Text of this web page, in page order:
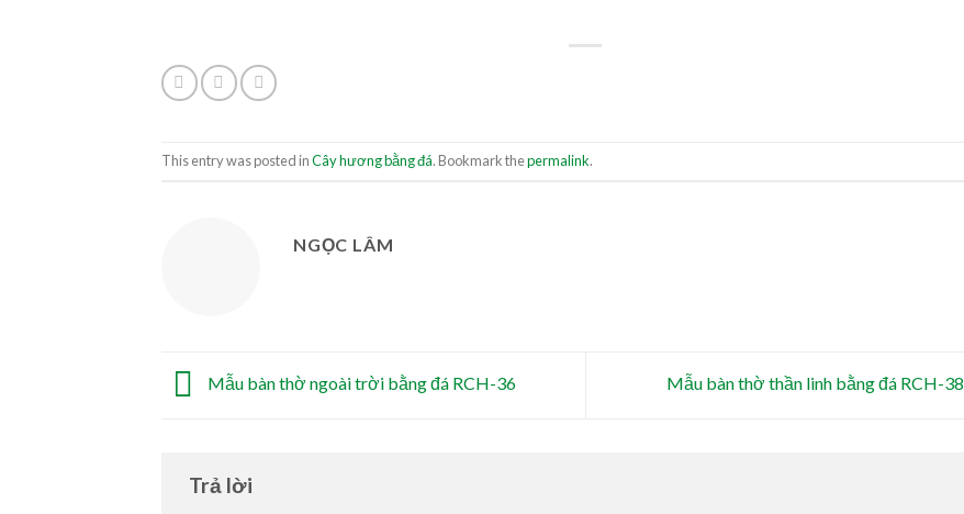
This entry was posted inCây hương bằng đá. Bookmark thepermalink.
NGỌC LÂM
Mẫu bàn thờ ngoài trời bằng đá RCH-36 Mẫu bàn thờ thần linh bằng đá RCH-38
Trả lời